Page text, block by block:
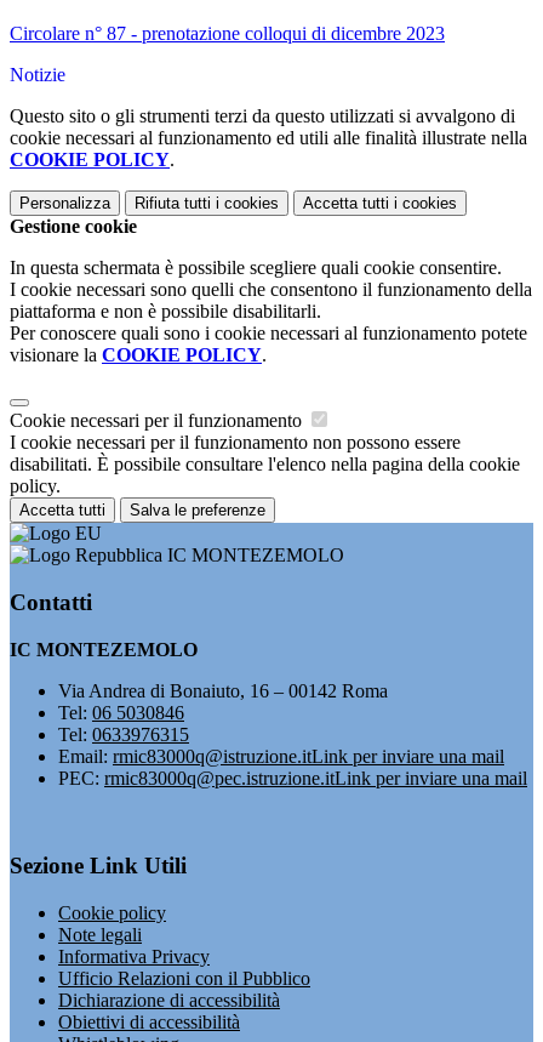
Circolare n° 87 - prenotazione colloqui di dicembre 2023
Notizie
Questo sito o gli strumenti terzi da questo utilizzati si avvalgono di
cookie necessari al funzionamento ed utili alle finalità illustrate nella
COOKIE POLICY.
Personalizza Rifiuta tutti i cookies Accetta tutti i cookies
Gestione cookie
In questa schermata è possibile scegliere quali cookie consentire.
I cookie necessari sono quelli che consentono il funzionamento della
piattaforma e non è possibile disabilitarli.
Per conoscere quali sono i cookie necessari al funzionamento potete
visionare la COOKIE POLICY.
Cookie necessari per il funzionamento
I cookie necessari per il funzionamento non possono essere
disabilitati. È possibile consultare l'elenco nella pagina della cookie
policy.
Accetta tutti Salva le preferenze
IC MONTEZEMOLO
Contatti
IC MONTEZEMOLO
Via Andrea di Bonaiuto, 16 – 00142 Roma
Tel: 06 5030846
Tel: 0633976315
Email: rmic83000q@istruzione.itLink per inviare una mail
PEC: rmic83000q@pec.istruzione.itLink per inviare una mail
Sezione Link Utili
Cookie policy
Note legali
Informativa Privacy
Ufficio Relazioni con il Pubblico
Dichiarazione di accessibilità
Obiettivi di accessibilità